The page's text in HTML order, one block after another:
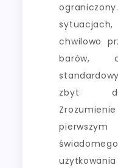
chwilowo
barów,
zbyt